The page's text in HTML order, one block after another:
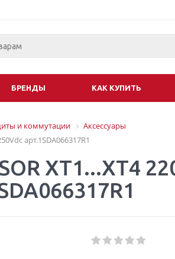
БРЕНДЫ КАК КУПИТЬ
и коммутации
Аксессуары
арт.1SDA066317R1
XT1...XT4